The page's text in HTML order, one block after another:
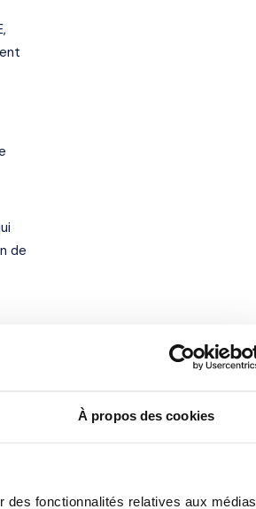
À propos des cookies
des fonctionnalités relatives aux médias
de